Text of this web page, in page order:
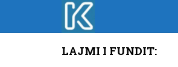
LAJMI I FUNDIT: